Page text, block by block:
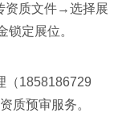
资质文件→选择展
定展位。
（1858186729
质预审服务。